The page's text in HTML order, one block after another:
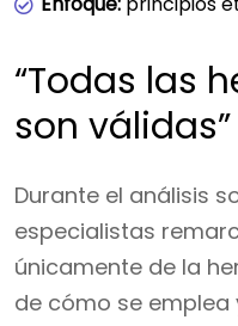
“Todas las
son válidas”
Durante el análisis
especialistas
únicamente de la
de cómo se emplea